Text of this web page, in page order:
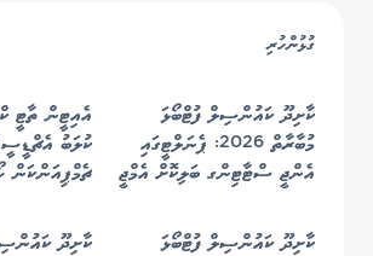
ގުޅުންހުރި
ކާށިދޫ ކައުންސިލް ފުޓްބޯޅަ
މުބާރާތް 2026: ޕެނަލްޓީގައި
އެންޖީ ސްޓާޓިންގ ބަލިކޮށް އެމްޖީ
ޗެމްޕިއަންކަން ހޯދައިފި
ކުލަބު
ޗެމްޕިއަންކަން
ކާށިދޫ ކައުންސިލް ފުޓްބޯޅަ
ކާށިދޫ